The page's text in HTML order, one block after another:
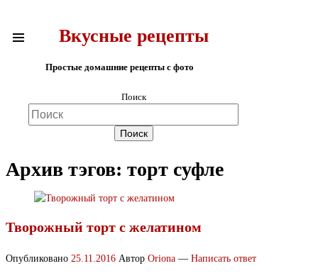
Вкусные рецепты
Простые домашние рецепты с фото
Поиск
Архив тэгов: торт суфле
Творожный торт с желатином
Опубликовано 25.11.2016 Автор Oriona — Написать ответ